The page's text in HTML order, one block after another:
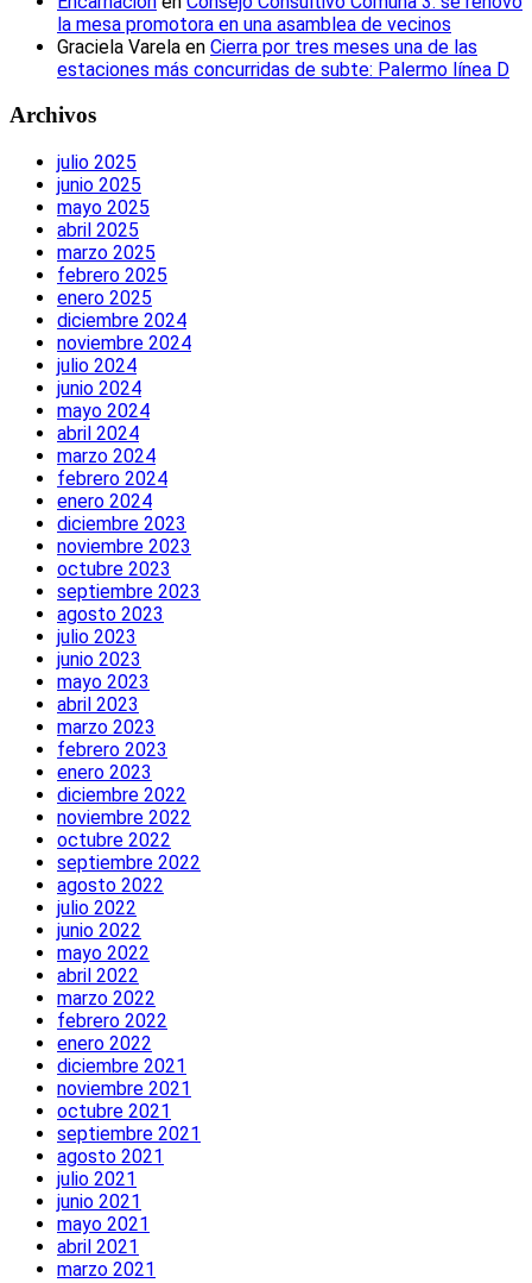
la mesa promotora en una asamblea de vecinos
Graciela Varela en Cierra por tres meses una de las
estaciones más concurridas de subte: Palermo línea D
Archivos
julio 2025
junio 2025
mayo 2025
abril 2025
marzo 2025
febrero 2025
enero 2025
diciembre 2024
noviembre 2024
julio 2024
junio 2024
mayo 2024
abril 2024
marzo 2024
febrero 2024
enero 2024
diciembre 2023
noviembre 2023
octubre 2023
septiembre 2023
agosto 2023
julio 2023
junio 2023
mayo 2023
abril 2023
marzo 2023
febrero 2023
enero 2023
diciembre 2022
noviembre 2022
octubre 2022
septiembre 2022
agosto 2022
julio 2022
junio 2022
mayo 2022
abril 2022
marzo 2022
febrero 2022
enero 2022
diciembre 2021
noviembre 2021
octubre 2021
septiembre 2021
agosto 2021
julio 2021
junio 2021
mayo 2021
abril 2021
marzo 2021